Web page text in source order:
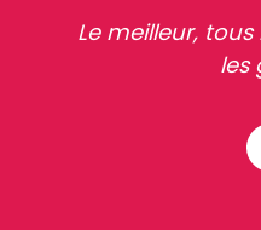
Le meilleur,
les